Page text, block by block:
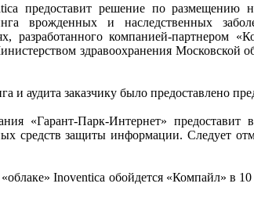
предоставит решение по размещению
врожденных и наследственных
разработанного компанией-партнером
здравоохранения
и аудита заказчику было
«Гарант-Парк-Интернет»
средств защиты информации. Следует
Inoventica обойдется «Компайл» в